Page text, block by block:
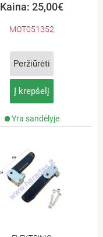
Kaina: 25,00€
MOT051352
Peržiūrėti
Į krepšelį
Yra sandėlyje